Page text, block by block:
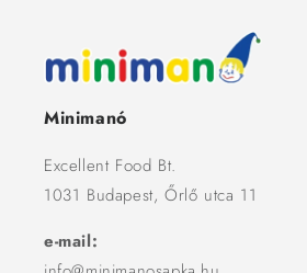
Minimanó
Excellent Food Bt.
1031 Budapest, Őrlő utca 11
e-mail: